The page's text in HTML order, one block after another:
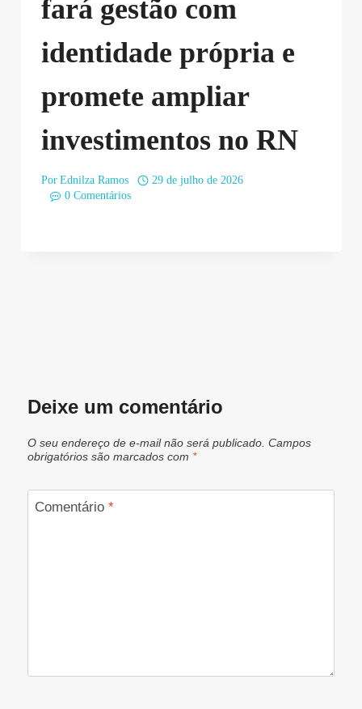
fará gestão com
identidade própria e
promete ampliar
investimentos no RN
Por Ednilza Ramos
29 de julho de 2026
0 Comentários
Deixe um comentário
O seu endereço de e-mail não será publicado. Campos
obrigatórios são marcados com *
Comentário *